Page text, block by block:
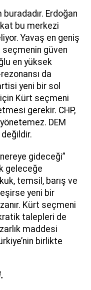
Erdoğan
bu merkezi
Yavaş en geniş
seçmenin güven
en yüksek
da
yeni bir sol
Kürt seçmeni
gerekir. CHP,
DEM
gideceği”
geleceğe
temsil, barış ve
yeni bir
Kürt seçmeni
talepleri de
maddesi
birlikte